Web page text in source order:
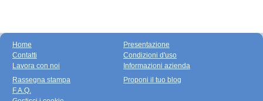
Home
Contatti
Lavora con noi
Presentazione
Condizioni d'uso
Informazioni azienda
Rassegna stampa
F.A.Q.
Proponi il tuo blog